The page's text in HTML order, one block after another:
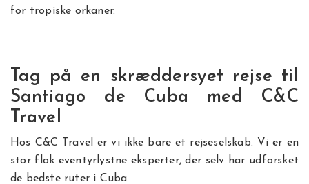
for tropiske orkaner.
Tag på en skræddersyet rejse til
Santiago de Cuba med C&C
Travel
Hos C&C Travel er vi ikke bare et rejseselskab. Vi er en
stor flok eventyrlystne eksperter, der selv har udforsket
de bedste ruter i Cuba.